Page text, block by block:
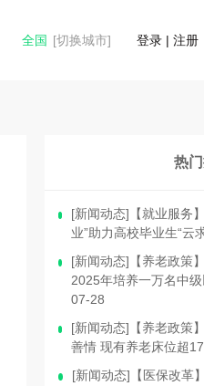
全国 [切换城市] 登录 | 注册
热
[新闻动态]【就业服务
业”助力高校毕业生“云
[新闻动态]【养老政策
2025年培养一万名中
07-28
[新闻动态]【养老政策
善情 现有养老床位超
[新闻动态]【医保改革